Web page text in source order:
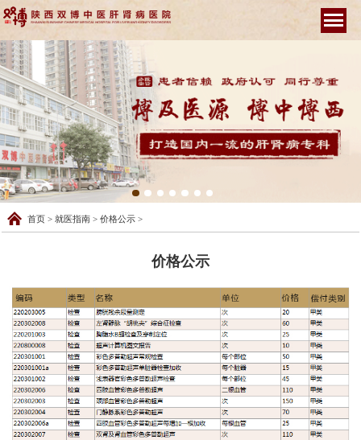
首页 >就医指南 >价格公示 >
价格公示